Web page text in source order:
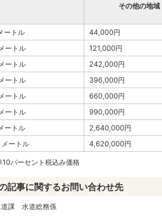
その他の地域
ートル
44,000円
ートル
121,000円
ートル
242,000円
ートル
396,000円
ートル
660,000円
ートル
990,000円
ートル
2,640,000円
ートル
4,620,000円
10パーセント税込み価格
記事に関するお問い合わせ先
道課 水道総務係